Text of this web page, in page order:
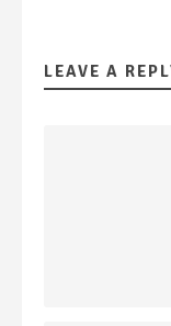
LEAVE A